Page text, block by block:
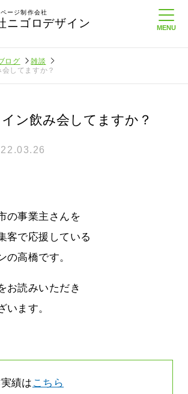
ージ制作会社
ニゴロデザイン
ログ
雑談
してますか？
ン飲み会してますか？
の事業主さんを
客で応援している
の高橋です。
お読みいただき
います。
績は こちら
ニゴロ通信８月号が届きました！まも